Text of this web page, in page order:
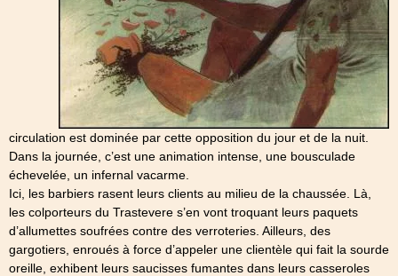
circulation est dominée par cette opposition du jour et de la nuit.
Dans la journée, c’est une animation intense, une bousculade
échevelée, un infernal vacarme.
Ici, les barbiers rasent leurs clients au milieu de la chaussée. Là,
les colporteurs du Trastevere s’en vont troquant leurs paquets
d’allumettes soufrées contre des verroteries. Ailleurs, des
gargotiers, enroués à force d’appeler une clientèle qui fait la sourde
oreille, exhibent leurs saucisses fumantes dans leurs casseroles